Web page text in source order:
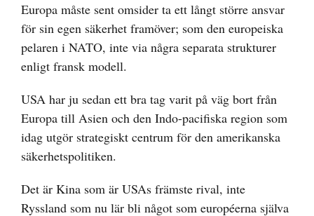
Europa måste sent omsider ta ett långt större ansvar
för sin egen säkerhet framöver; som den europeiska
pelaren i NATO, inte via några separata strukturer
enligt fransk modell.
USA har ju sedan ett bra tag varit på väg bort från
Europa till Asien och den Indo-pacifiska region som
idag utgör strategiskt centrum för den amerikanska
säkerhetspolitiken.
Det är Kina som är USAs främste rival, inte
Ryssland som nu lär bli något som européerna själva